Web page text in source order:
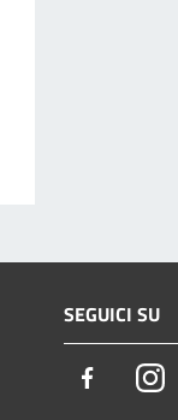
SEGUICI SU
Facebook